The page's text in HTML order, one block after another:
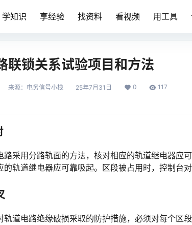
学知识 享经验 找资料 看视频 用工具
联锁关系试验项目和方法
来源： 电务信号小栈 25年7月31日 0 117
路采用分路轨面的方法，核对相应的轨道继电器应
的轨道继电器应可靠吸起。区段被占用时，控制台
轨道电路绝缘破损采取的防护措施，必须对每个区